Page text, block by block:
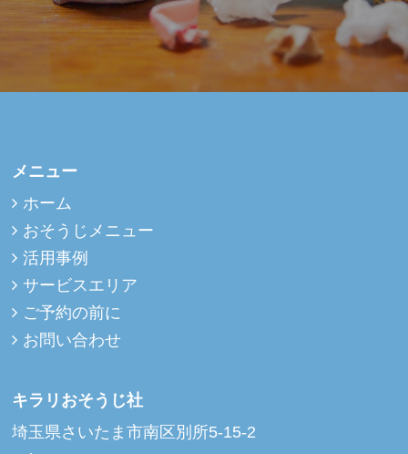
メニュー
ホーム
おそうじメニュー
活用事例
サービスエリア
ご予約の前に
お問い合わせ
キラリおそうじ社
埼玉県さいたま市南区別所5-15-2